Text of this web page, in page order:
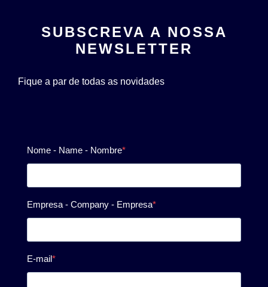
SUBSCREVA A NOSSA
NEWSLETTER
Fique a par de todas as novidades